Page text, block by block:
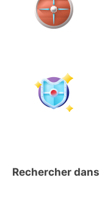
Rechercher